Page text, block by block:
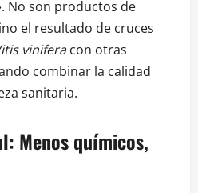
No son productos de
el resultado de cruces
viniferacon otras
combinar la calidad
sanitaria.
Menos químicos,